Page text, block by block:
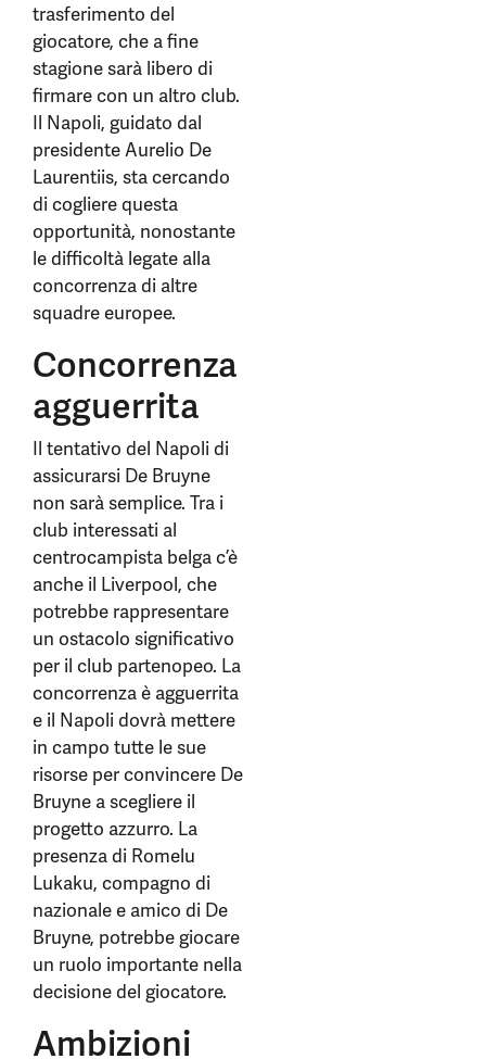
trasferimento del
giocatore, che a fine
stagione sarà libero di
firmare con un altro club.
Il Napoli, guidato dal
presidente Aurelio De
Laurentiis, sta cercando
di cogliere questa
opportunità, nonostante
le difficoltà legate alla
concorrenza di altre
squadre europee.
Concorrenza
agguerrita
Il tentativo del Napoli di
assicurarsi De Bruyne
non sarà semplice. Tra i
club interessati al
centrocampista belga c’è
anche il Liverpool, che
potrebbe rappresentare
un ostacolo significativo
per il club partenopeo. La
concorrenza è agguerrita
e il Napoli dovrà mettere
in campo tutte le sue
risorse per convincere De
Bruyne a scegliere il
progetto azzurro. La
presenza di Romelu
Lukaku, compagno di
nazionale e amico di De
Bruyne, potrebbe giocare
un ruolo importante nella
decisione del giocatore.
Ambizioni